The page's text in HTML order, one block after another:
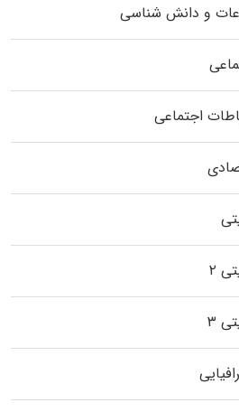
و دانش شناسی
اجتماعی
۲
۳